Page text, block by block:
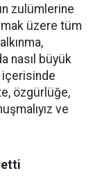
zulümlerine
üzere tüm
nasıl büyük
içerisinde
özgürlüğe,
ve